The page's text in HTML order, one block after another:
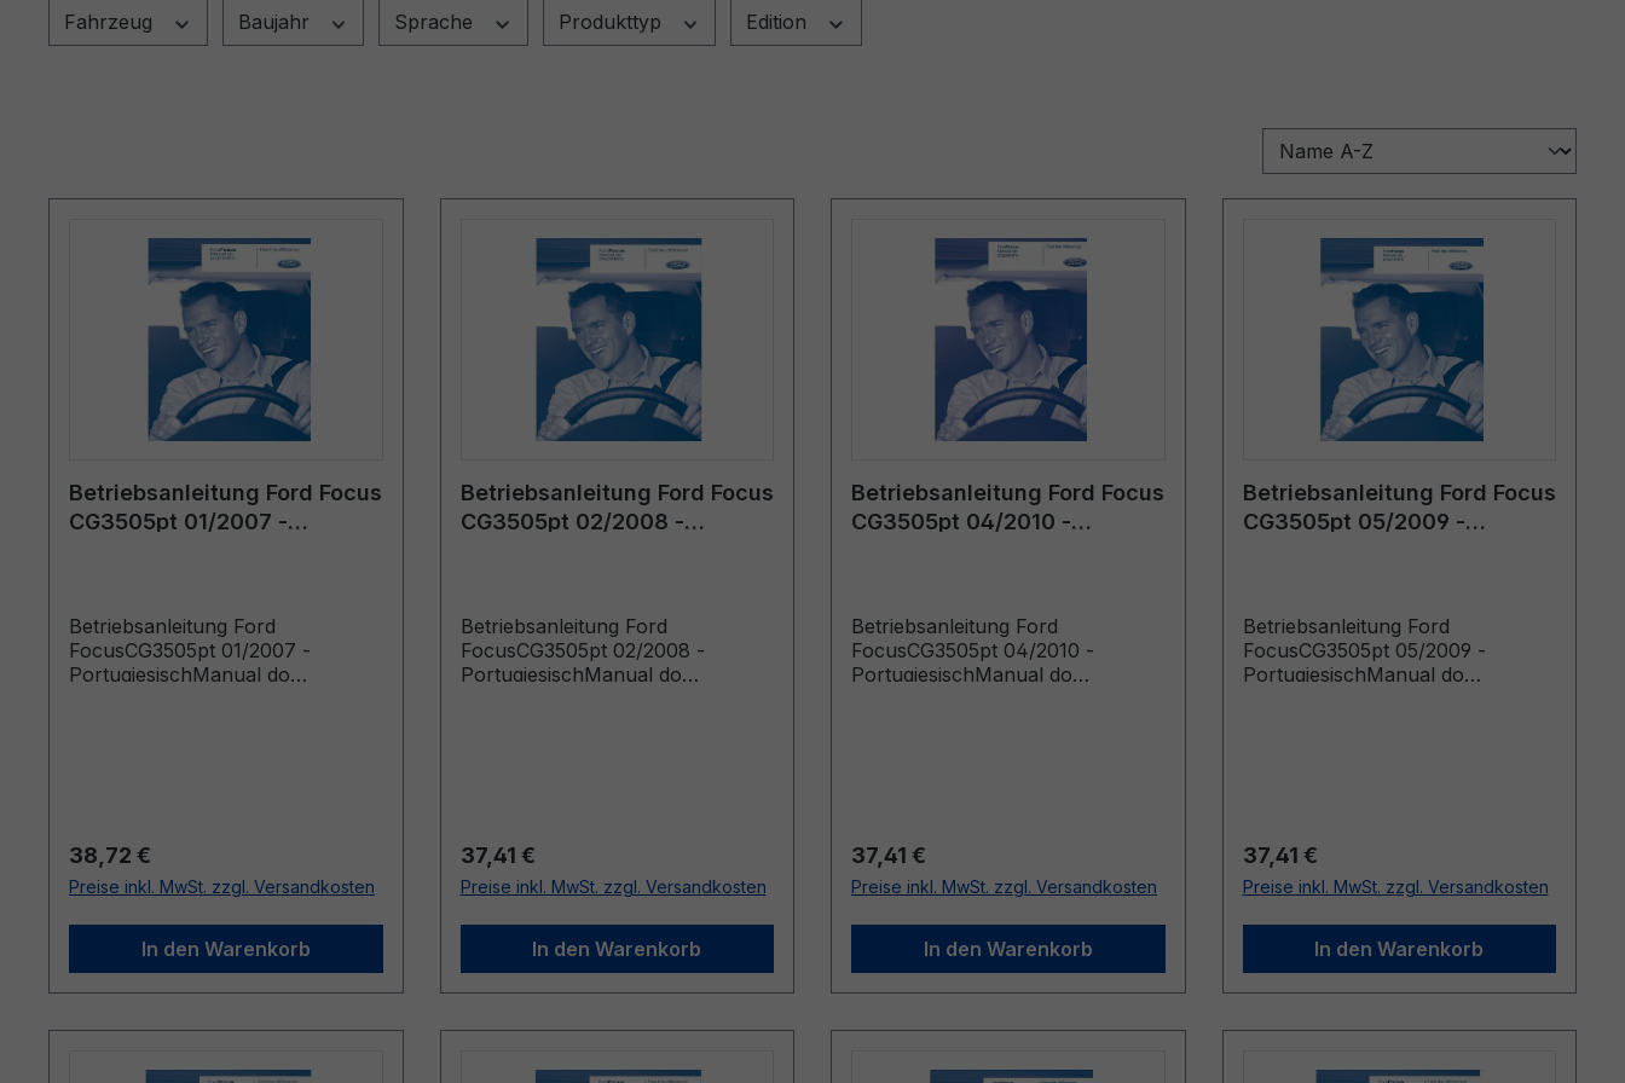
Fahrzeug Baujahr Sprache Produkttyp Edition
Betriebsanleitung Ford Focus
CG3505pt 01/2007 -
Betriebsanleitung Ford
FocusCG3505pt 01/2007 -
PortugiesischManual do
Regulärer Preis:
38,72 €
Preise inkl. MwSt. zzgl. Versandkosten
In den Warenkorb
Betriebsanleitung Ford Focus
CG3505pt 02/2008 -
Betriebsanleitung Ford
FocusCG3505pt 02/2008 -
PortugiesischManual do
Regulärer Preis:
37,41 €
Preise inkl. MwSt. zzgl. Versandkosten
In den Warenkorb
Betriebsanleitung Ford Focus
CG3505pt 04/2010 -
Betriebsanleitung Ford
FocusCG3505pt 04/2010 -
PortugiesischManual do
Regulärer Preis:
37,41 €
Preise inkl. MwSt. zzgl. Versandkosten
In den Warenkorb
Betriebsanleitung Ford Focus
CG3505pt 05/2009 -
Betriebsanleitung Ford
FocusCG3505pt 05/2009 -
PortugiesischManual do
Regulärer Preis:
37,41 €
Preise inkl. MwSt. zzgl. Versandkosten
In den Warenkorb